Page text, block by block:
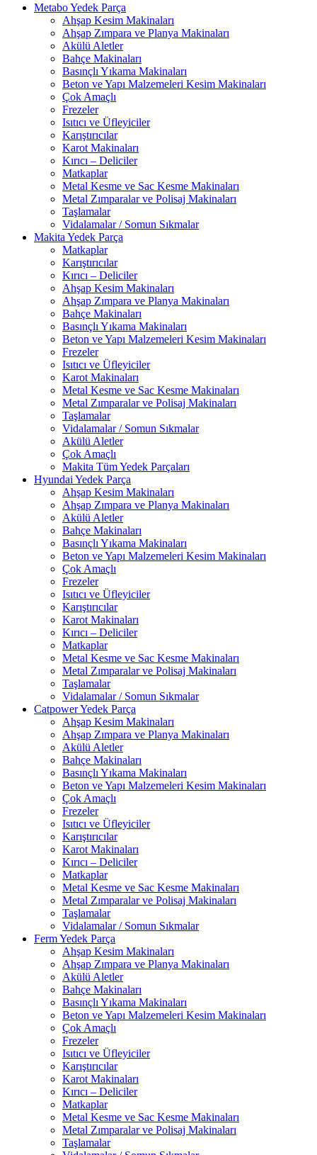
Metabo Yedek Parça
Ahşap Kesim Makinaları
Ahşap Zımpara ve Planya Makinaları
Akülü Aletler
Bahçe Makinaları
Basınçlı Yıkama Makinaları
Beton ve Yapı Malzemeleri Kesim Makinaları
Çok Amaçlı
Frezeler
Isıtıcı ve Üfleyiciler
Karıştırıcılar
Karot Makinaları
Kırıcı – Deliciler
Matkaplar
Metal Kesme ve Sac Kesme Makinaları
Metal Zımparalar ve Polisaj Makinaları
Taşlamalar
Vidalamalar / Somun Sıkmalar
Makita Yedek Parça
Matkaplar
Karıştırıcılar
Kırıcı – Deliciler
Ahşap Kesim Makinaları
Ahşap Zımpara ve Planya Makinaları
Bahçe Makinaları
Basınçlı Yıkama Makinaları
Beton ve Yapı Malzemeleri Kesim Makinaları
Frezeler
Isıtıcı ve Üfleyiciler
Karot Makinaları
Metal Kesme ve Sac Kesme Makinaları
Metal Zımparalar ve Polisaj Makinaları
Taşlamalar
Vidalamalar / Somun Sıkmalar
Akülü Aletler
Çok Amaçlı
Makita Tüm Yedek Parçaları
Hyundai Yedek Parça
Ahşap Kesim Makinaları
Ahşap Zımpara ve Planya Makinaları
Akülü Aletler
Bahçe Makinaları
Basınçlı Yıkama Makinaları
Beton ve Yapı Malzemeleri Kesim Makinaları
Çok Amaçlı
Frezeler
Isıtıcı ve Üfleyiciler
Karıştırıcılar
Karot Makinaları
Kırıcı – Deliciler
Matkaplar
Metal Kesme ve Sac Kesme Makinaları
Metal Zımparalar ve Polisaj Makinaları
Taşlamalar
Vidalamalar / Somun Sıkmalar
Catpower Yedek Parça
Ahşap Kesim Makinaları
Ahşap Zımpara ve Planya Makinaları
Akülü Aletler
Bahçe Makinaları
Basınçlı Yıkama Makinaları
Beton ve Yapı Malzemeleri Kesim Makinaları
Çok Amaçlı
Frezeler
Isıtıcı ve Üfleyiciler
Karıştırıcılar
Karot Makinaları
Kırıcı – Deliciler
Matkaplar
Metal Kesme ve Sac Kesme Makinaları
Metal Zımparalar ve Polisaj Makinaları
Taşlamalar
Vidalamalar / Somun Sıkmalar
Ferm Yedek Parça
Ahşap Kesim Makinaları
Ahşap Zımpara ve Planya Makinaları
Akülü Aletler
Bahçe Makinaları
Basınçlı Yıkama Makinaları
Beton ve Yapı Malzemeleri Kesim Makinaları
Çok Amaçlı
Frezeler
Isıtıcı ve Üfleyiciler
Karıştırıcılar
Karot Makinaları
Kırıcı – Deliciler
Matkaplar
Metal Kesme ve Sac Kesme Makinaları
Metal Zımparalar ve Polisaj Makinaları
Taşlamalar